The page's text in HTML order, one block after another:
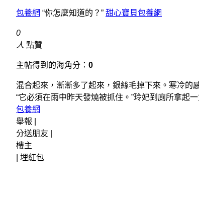
包養網 “你怎麼知道的？” 甜心寶貝包養網
0
人 點贊
主帖得到的海角分： 0
混合起來，漸漸多了起來，銀絲毛掉下來。寒冷的
“它必須在雨中昨天發燒被抓住。”玲妃到廁所拿起
包養網
舉報 |
分送朋友 |
樓主
埋紅包